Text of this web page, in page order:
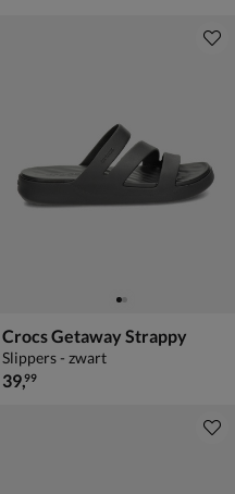
Crocs Getaway Strappy
Slippers - zwart
€ 39,99
39,99